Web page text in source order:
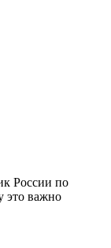
России по
это важно